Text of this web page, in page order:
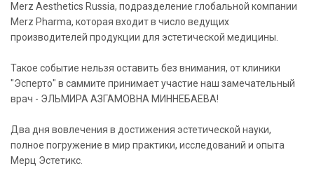
Merz Aesthetics Russia, подразделение глобальной компании
Merz Pharma, которая входит в число ведущих
производителей продукции для эстетической медицины.
Такое событие нельзя оставить без внимания, от клиники
"Эсперто" в саммите принимает участие наш замечательный
врач - ЭЛЬМИРА АЗГАМОВНА МИННЕБАЕВА!
Два дня вовлечения в достижения эстетической науки,
полное погружение в мир практики, исследований и опыта
Мерц Эстетикс.